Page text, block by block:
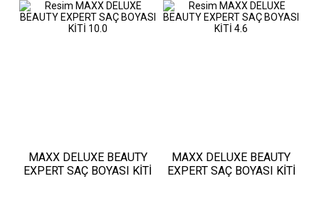
MAXX DELUXE BEAUTY
EXPERT SAÇ BOYASI KİTİ
MAXX DELUXE BEAUTY
EXPERT SAÇ BOYASI KİTİ